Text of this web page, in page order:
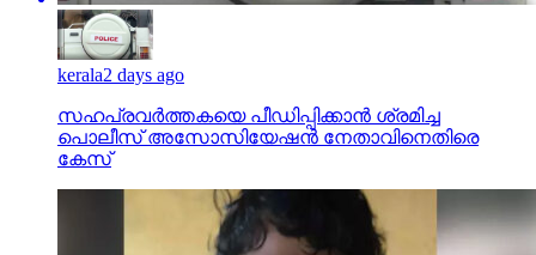
kerala2 days ago
സഹപ്രവര്‍ത്തകയെ പീഡിപ്പിക്കാന്‍ ശ്രമിച്ച
പൊലീസ് അസോസിയേഷന്‍ നേതാവിനെതിരെ
കേസ്